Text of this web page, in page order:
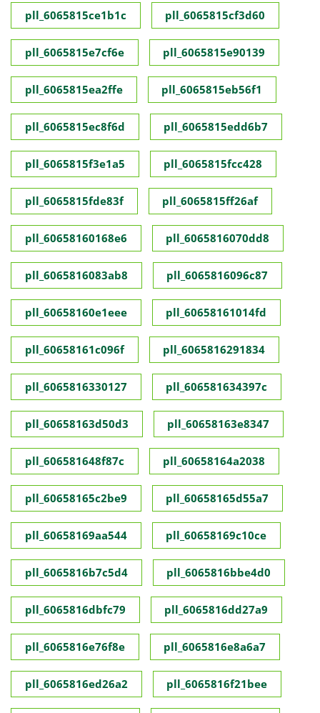
pll_6065815ce1b1c pll_6065815cf3d60
pll_6065815e7cf6e pll_6065815e90139
pll_6065815ea2ffe pll_6065815eb56f1
pll_6065815ec8f6d pll_6065815edd6b7
pll_6065815f3e1a5 pll_6065815fcc428
pll_6065815fde83f pll_6065815ff26af
pll_60658160168e6 pll_6065816070dd8
pll_6065816083ab8 pll_6065816096c87
pll_60658160e1eee pll_60658161014fd
pll_60658161c096f pll_6065816291834
pll_6065816330127 pll_606581634397c
pll_60658163d50d3 pll_60658163e8347
pll_606581648f87c pll_60658164a2038
pll_60658165c2be9 pll_60658165d55a7
pll_60658169aa544 pll_60658169c10ce
pll_6065816b7c5d4 pll_6065816bbe4d0
pll_6065816dbfc79 pll_6065816dd27a9
pll_6065816e76f8e pll_6065816e8a6a7
pll_6065816ed26a2 pll_6065816f21bee